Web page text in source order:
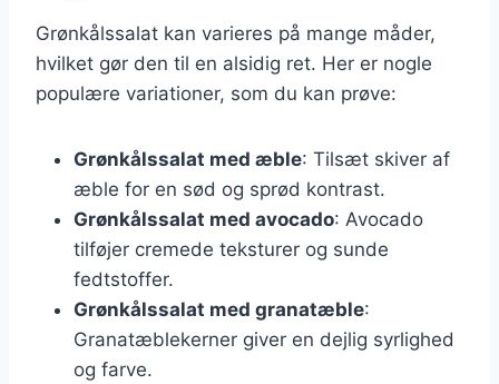
Grønkålssalat kan varieres på mange måder,
hvilket gør den til en alsidig ret. Her er nogle
populære variationer, som du kan prøve:
Grønkålssalat med æble: Tilsæt skiver af
æble for en sød og sprød kontrast.
Grønkålssalat med avocado: Avocado
tilføjer cremede teksturer og sunde
fedtstoffer.
Grønkålssalat med granatæble:
Granatæblekerner giver en dejlig syrlighed
og farve.